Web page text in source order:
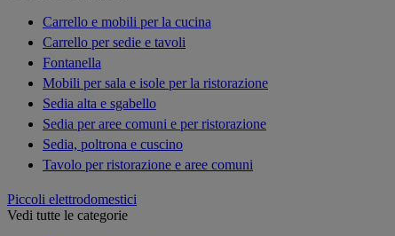
Carrello e mobili per la cucina
Carrello per sedie e tavoli
Fontanella
Mobili per sala e isole per la ristorazione
Sedia alta e sgabello
Sedia per aree comuni e per ristorazione
Sedia, poltrona e cuscino
Tavolo per ristorazione e aree comuni
Piccoli elettrodomestici
Vedi tutte le categorie